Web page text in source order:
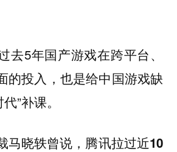
去5年国产游戏在跨平台、
的投入，也是给中国游戏缺
”补课。
马晓轶曾说，腾讯拉过近10